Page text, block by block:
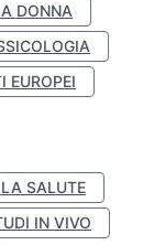
DONNA
EUROPEI
SALUTE
IN VIVO